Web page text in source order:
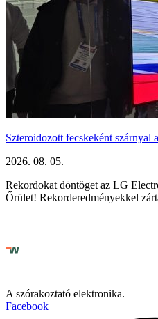
Szteroidozott fecskeként szárnyal
2026. 08. 05.
Rekordokat döntöget az LG
Őrület! Rekorderedményekkel
A szórakoztató elektronika.
Facebook